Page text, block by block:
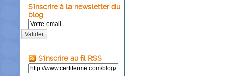
S'inscrire à la newsletter du
blog
Valider
S'inscrire au fil RSS